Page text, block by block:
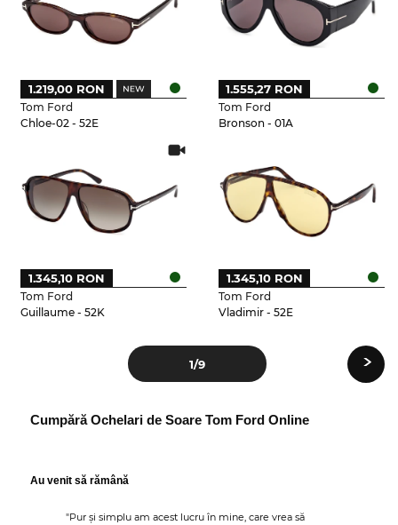
Tom Ford
Chloe-02 - 52E
1.219,00 RON
Tom Ford
Bronson - 01A
1.555,27 RON
Tom Ford
Guillaume - 52K
1.345,10 RON
Tom Ford
Vladimir - 52E
1.345,10 RON
1/9 ›
Cumpără Ochelari de Soare Tom Ford Online
Au venit să rămână
"Pur și simplu am acest lucru în mine, care vrea să